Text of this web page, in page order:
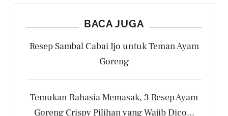
BACA JUGA
Resep Sambal Cabai Ijo untuk Teman Ayam
Goreng
Temukan Rahasia Memasak, 3 Resep Ayam
Goreng Crispy Pilihan yang Wajib Dico...